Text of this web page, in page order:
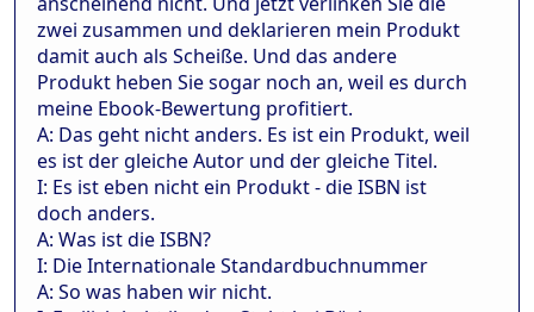
zwei zusammen und deklarieren mein Produkt
damit auch als Scheiße. Und das andere
Produkt heben Sie sogar noch an, weil es durch
meine Ebook-Bewertung profitiert.
A: Das geht nicht anders. Es ist ein Produkt, weil
es ist der gleiche Autor und der gleiche Titel.
I: Es ist eben nicht ein Produkt - die ISBN ist
doch anders.
A: Was ist die ISBN?
I: Die Internationale Standardbuchnummer
A: So was haben wir nicht.